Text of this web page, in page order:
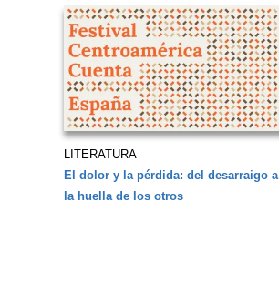
LITERATURA
El dolor y la pérdida: del desarraigo a
la huella de los otros